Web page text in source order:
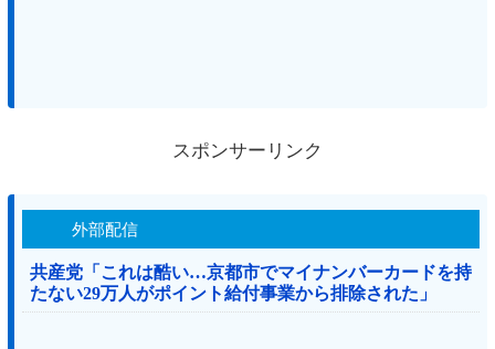
スポンサーリンク
外部配信
共産党「これは酷い…京都市でマイナンバーカードを持
たない29万人がポイント給付事業から排除された」